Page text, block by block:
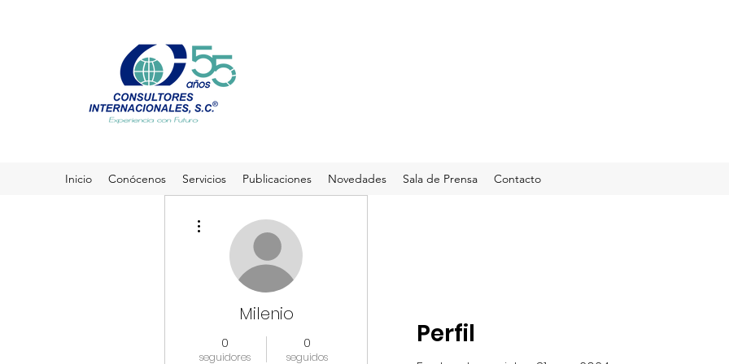
Inicio Conócenos Servicios Publicaciones Novedades Sala de Prensa Contacto
Perfil
Milenio
0
seguidores
0
seguidos